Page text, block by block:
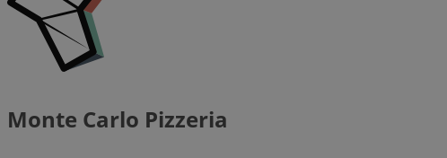
Monte Carlo Pizzeria